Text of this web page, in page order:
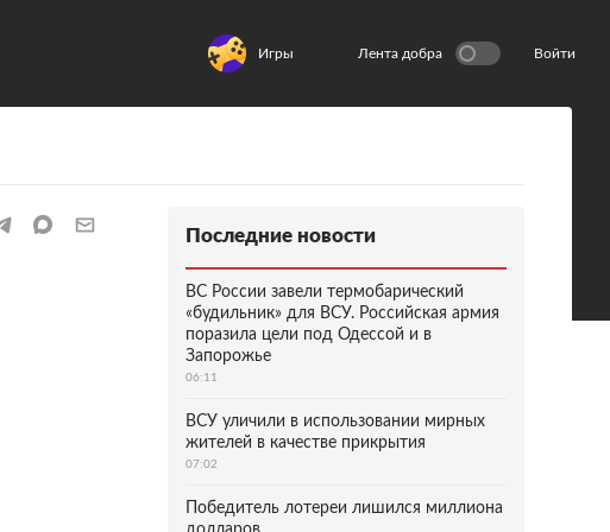
Игры Лента добра Войти
Последние новости
ВС России завели термобарический
«будильник» для ВСУ. Российская армия
поразила цели под Одессой и в
Запорожье
06:11
ВСУ уличили в использовании мирных
жителей в качестве прикрытия
07:02
Победитель лотереи лишился миллиона